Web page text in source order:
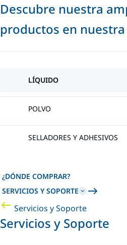
Descubre nuestra
productos en
LÍQUIDO
POLVO
SELLADORES Y ADHESIVOS
¿DÓNDE COMPRAR?
SERVICIOS Y SOPORTE
Servicios y Soporte
Servicios y Soporte